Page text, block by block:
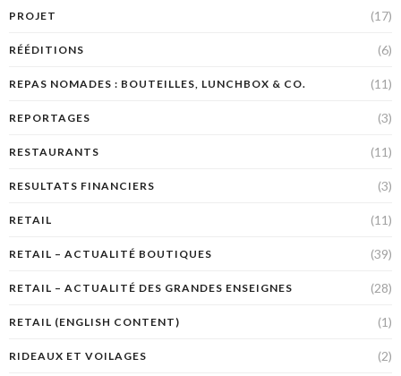
PROJET (17)
RÉÉDITIONS (6)
REPAS NOMADES : BOUTEILLES, LUNCHBOX & CO. (11)
REPORTAGES (3)
RESTAURANTS (11)
RESULTATS FINANCIERS (3)
RETAIL (11)
RETAIL – ACTUALITÉ BOUTIQUES (39)
RETAIL – ACTUALITÉ DES GRANDES ENSEIGNES (28)
RETAIL (ENGLISH CONTENT) (1)
RIDEAUX ET VOILAGES (2)